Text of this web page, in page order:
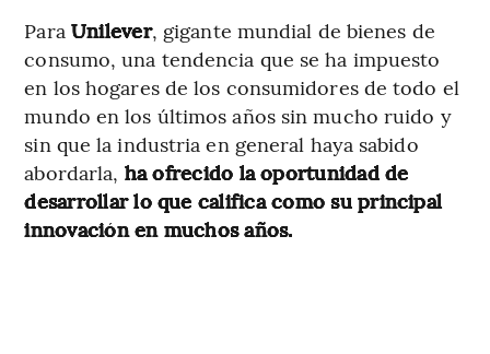
Para Unilever, gigante mundial de bienes de
consumo, una tendencia que se ha impuesto
en los hogares de los consumidores de todo el
mundo en los últimos años sin mucho ruido y
sin que la industria en general haya sabido
abordarla, ha ofrecido la oportunidad de
desarrollar lo que califica como su principal
innovación en muchos años.